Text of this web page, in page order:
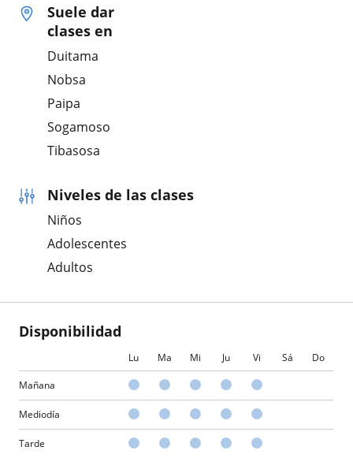
Suele dar
clases en
Duitama
Nobsa
Paipa
Sogamoso
Tibasosa
Niveles de las clases
Niños
Adolescentes
Adultos
Disponibilidad
Lu Ma Mi Ju Vi Sá Do
Mañana
Mediodía
Tarde